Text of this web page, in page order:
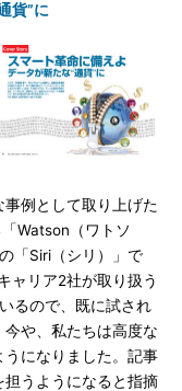
貨”に
例として取り上げた
Watson（ワトソ
「Siri（シリ）」で
ャリア2社が取り扱う
るので、既に試され
や、私たちは高度な
うになりました。記事
うようになると指摘